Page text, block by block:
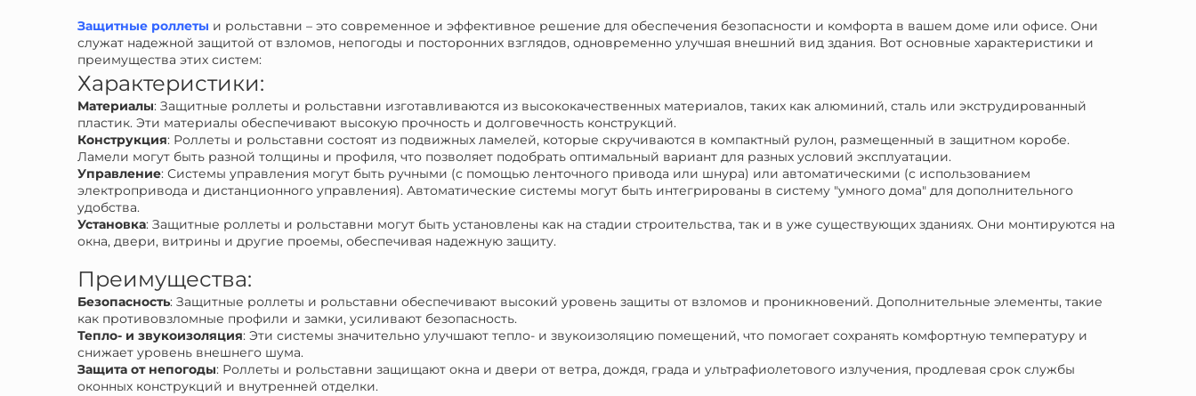
Защитные роллеты и рольставни – это современное и эффективное решение для обеспечения безопасности и комфорта в вашем доме или офисе. Они
служат надежной защитой от взломов, непогоды и посторонних взглядов, одновременно улучшая внешний вид здания. Вот основные характеристики и
преимущества этих систем:
Характеристики:
Материалы: Защитные роллеты и рольставни изготавливаются из высококачественных материалов, таких как алюминий, сталь или экструдированный
пластик. Эти материалы обеспечивают высокую прочность и долговечность конструкций.
Конструкция: Роллеты и рольставни состоят из подвижных ламелей, которые скручиваются в компактный рулон, размещенный в защитном коробе.
Ламели могут быть разной толщины и профиля, что позволяет подобрать оптимальный вариант для разных условий эксплуатации.
Управление: Системы управления могут быть ручными (с помощью ленточного привода или шнура) или автоматическими (с использованием
электропривода и дистанционного управления). Автоматические системы могут быть интегрированы в систему "умного дома" для дополнительного
удобства.
Установка: Защитные роллеты и рольставни могут быть установлены как на стадии строительства, так и в уже существующих зданиях. Они монтируются на
окна, двери, витрины и другие проемы, обеспечивая надежную защиту.
Преимущества:
Безопасность: Защитные роллеты и рольставни обеспечивают высокий уровень защиты от взломов и проникновений. Дополнительные элементы, такие
как противовзломные профили и замки, усиливают безопасность.
Тепло- и звукоизоляция: Эти системы значительно улучшают тепло- и звукоизоляцию помещений, что помогает сохранять комфортную температуру и
снижает уровень внешнего шума.
Защита от непогоды: Роллеты и рольставни защищают окна и двери от ветра, дождя, града и ультрафиолетового излучения, продлевая срок службы
оконных конструкций и внутренней отделки.